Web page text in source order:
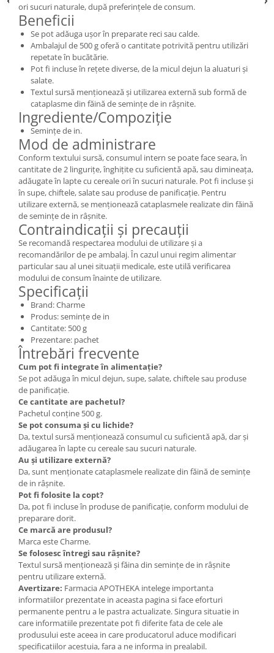
ori sucuri naturale, după preferințele de consum.
Beneficii
Se pot adăuga ușor în preparate reci sau calde.
Ambalajul de 500 g oferă o cantitate potrivită pentru utilizări
repetate în bucătărie.
Pot fi incluse în rețete diverse, de la micul dejun la aluaturi și
salate.
Textul sursă menționează și utilizarea externă sub formă de
cataplasme din făină de semințe de in râșnite.
Ingrediente/Compoziție
Semințe de in.
Mod de administrare
Conform textului sursă, consumul intern se poate face seara, în
cantitate de 2 lingurițe, înghițite cu suficientă apă, sau dimineața,
adăugate în lapte cu cereale ori în sucuri naturale. Pot fi incluse și
în supe, chiftele, salate sau produse de panificație. Pentru
utilizare externă, se menționează cataplasmele realizate din făină
de semințe de in râșnite.
Contraindicații și precauții
Se recomandă respectarea modului de utilizare și a
recomandărilor de pe ambalaj. În cazul unui regim alimentar
particular sau al unei situații medicale, este utilă verificarea
modului de consum înainte de utilizare.
Specificații
Brand: Charme
Produs: semințe de in
Cantitate: 500 g
Prezentare: pachet
Întrebări frecvente
Cum pot fi integrate în alimentație?
Se pot adăuga în micul dejun, supe, salate, chiftele sau produse
de panificație.
Ce cantitate are pachetul?
Pachetul conține 500 g.
Se pot consuma și cu lichide?
Da, textul sursă menționează consumul cu suficientă apă, dar și
adăugarea în lapte cu cereale sau sucuri naturale.
Au și utilizare externă?
Da, sunt menționate cataplasmele realizate din făină de semințe
de in râșnite.
Pot fi folosite la copt?
Da, pot fi incluse în produse de panificație, conform modului de
preparare dorit.
Ce marcă are produsul?
Marca este Charme.
Se folosesc întregi sau râșnite?
Textul sursă menționează și făina din semințe de in râșnite
pentru utilizare externă.
Avertizare: Farmacia APOTHEKA intelege importanta
informatiilor prezentate in aceasta pagina si face eforturi
permanente pentru a le pastra actualizate. Singura situatie in
care informatiile prezentate pot fi diferite fata de cele ale
produsului este aceea in care producatorul aduce modificari
specificatiilor acestuia, fara a ne informa in prealabil.